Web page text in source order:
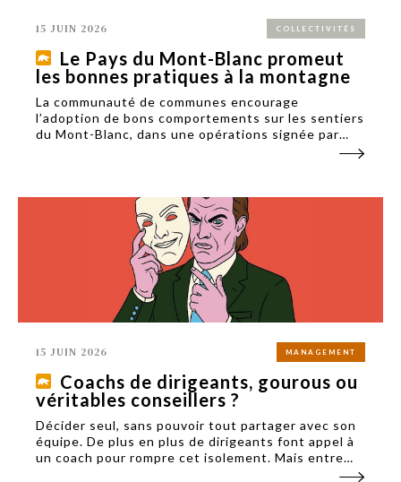
15 JUIN 2026 COLLECTIVITÉS
Le Pays du Mont-Blanc promeut
les bonnes pratiques à la montagne
La communauté de communes encourage
l’adoption de bons comportements sur les sentiers
du Mont-Blanc, dans une opérations signée par
15 JUIN 2026 MANAGEMENT
Coachs de dirigeants, gourous ou
véritables conseillers ?
Décider seul, sans pouvoir tout partager avec son
équipe. De plus en plus de dirigeants font appel à
un coach pour rompre cet isolement. Mais entre
accompagnement et dépendance, où s'arrête le